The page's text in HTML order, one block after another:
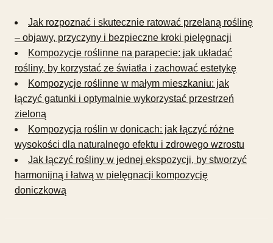
Jak rozpoznać i skutecznie ratować przelaną roślinę
– objawy, przyczyny i bezpieczne kroki pielęgnacji
Kompozycje roślinne na parapecie: jak układać
rośliny, by korzystać ze światła i zachować estetykę
Kompozycje roślinne w małym mieszkaniu: jak
łączyć gatunki i optymalnie wykorzystać przestrzeń
zieloną
Kompozycja roślin w donicach: jak łączyć różne
wysokości dla naturalnego efektu i zdrowego wzrostu
Jak łączyć rośliny w jednej ekspozycji, by stworzyć
harmonijną i łatwą w pielęgnacji kompozycję
doniczkową